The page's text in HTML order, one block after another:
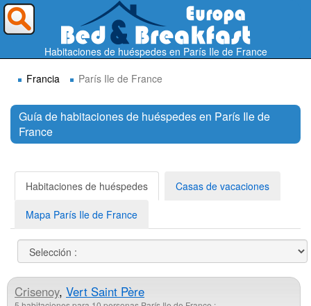
Habitaciones de huéspedes en París Ile de France
Francia
París Ile de France
Guía de habitaciones de huéspedes en París Ile de
France
Habitaciones de huéspedes Casas de vacaciones
Mapa París Ile de France
Crisenoy, Vert Saint Père
¿A dónde quieres ir?